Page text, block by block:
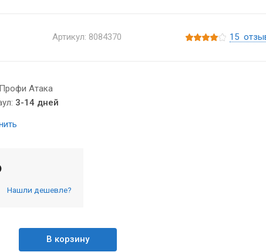
Артикул: 8084370 15
Атака
3-14 дней
Нашли дешевле?
В корзину